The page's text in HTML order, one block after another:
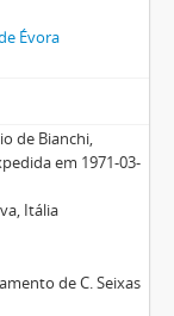
Évora
de Bianchi,
em 1971-03-
Itália
de C. Seixas